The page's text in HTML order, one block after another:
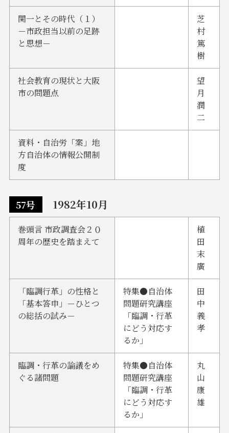
関一とその時代（１）
－市政担当以前の足跡
と思想－
芝
村
篤
樹
社会教育の現状と大阪
市の問題点
望
月
潤
二
資料・自治労「案」地
方自治体の情報公開制
度
57号 1982年10月
巻頭言 市政調査会２０
周年の歴史を踏まえて
植
田
末
廣
「臨調行革」の性格と
「基本答申」－ひとつ
の総括の試み－
特集●自治体
問題研究講座
「臨調・行革
にどう対応す
るか」
田
中
義
孝
臨調・行革の論議をめ
ぐる諸問題
特集●自治体
問題研究講座
「臨調・行革
にどう対応す
るか」
丸
山
康
雄